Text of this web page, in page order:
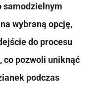
samodzielnym
wybraną opcję,
do procesu
co pozwoli uniknąć
podczas